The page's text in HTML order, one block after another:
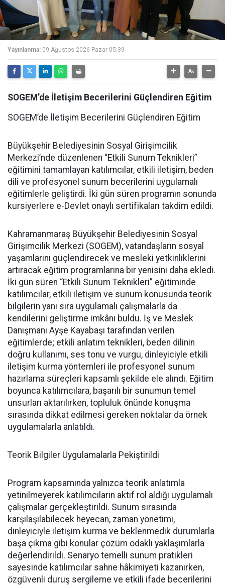
Yayınlanma: 09 Ağustos 2026 Pazar 05:39
SOGEM’de İletişim Becerilerini Güçlendiren Eğitim
SOGEM’de İletişim Becerilerini Güçlendiren Eğitim
Büyükşehir Belediyesinin Sosyal Girişimcilik
Merkezi’nde düzenlenen “Etkili Sunum Teknikleri”
eğitimini tamamlayan katılımcılar, etkili iletişim, beden
dili ve profesyonel sunum becerilerini uygulamalı
eğitimlerle geliştirdi. İki gün süren programın sonunda
kursiyerlere e-Devlet onaylı sertifikaları takdim edildi.
Kahramanmaraş Büyükşehir Belediyesinin Sosyal
Girişimcilik Merkezi (SOGEM), vatandaşların sosyal
yaşamlarını güçlendirecek ve mesleki yetkinliklerini
artıracak eğitim programlarına bir yenisini daha ekledi.
İki gün süren “Etkili Sunum Teknikleri” eğitiminde
katılımcılar, etkili iletişim ve sunum konusunda teorik
bilgilerin yanı sıra uygulamalı çalışmalarla da
kendilerini geliştirme imkânı buldu. İş ve Meslek
Danışmanı Ayşe Kayabaşı tarafından verilen
eğitimlerde; etkili anlatım teknikleri, beden dilinin
doğru kullanımı, ses tonu ve vurgu, dinleyiciyle etkili
iletişim kurma yöntemleri ile profesyonel sunum
hazırlama süreçleri kapsamlı şekilde ele alındı. Eğitim
boyunca katılımcılara, başarılı bir sunumun temel
unsurları aktarılırken, topluluk önünde konuşma
sırasında dikkat edilmesi gereken noktalar da örnek
uygulamalarla anlatıldı.
Teorik Bilgiler Uygulamalarla Pekiştirildi
Program kapsamında yalnızca teorik anlatımla
yetinilmeyerek katılımcıların aktif rol aldığı uygulamalı
çalışmalar gerçekleştirildi. Sunum sırasında
karşılaşılabilecek heyecan, zaman yönetimi,
dinleyiciyle iletişim kurma ve beklenmedik durumlarla
başa çıkma gibi konular çözüm odaklı yaklaşımlarla
değerlendirildi. Senaryo temelli sunum pratikleri
sayesinde katılımcılar sahne hâkimiyeti kazanırken,
özgüvenli duruş sergileme ve etkili ifade becerilerini